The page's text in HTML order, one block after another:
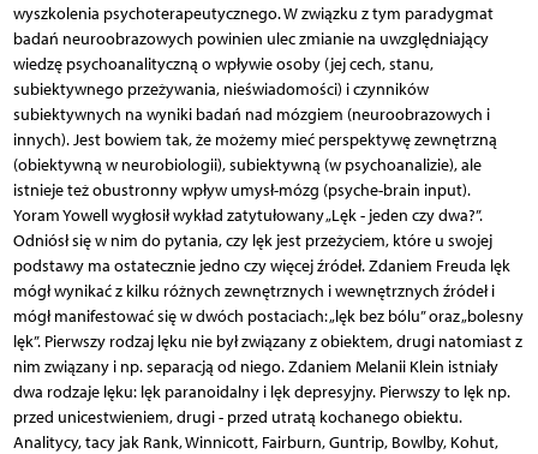
wyszkolenia psychoterapeutycznego. W związku z tym paradygmat
badań neuroobrazowych powinien ulec zmianie na uwzględniający
wiedzę psychoanalityczną o wpływie osoby (jej cech, stanu,
subiektywnego przeżywania, nieświadomości) i czynników
subiektywnych na wyniki badań nad mózgiem (neuroobrazowych i
innych). Jest bowiem tak, że możemy mieć perspektywę zewnętrzną
(obiektywną w neurobiologii), subiektywną (w psychoanalizie), ale
istnieje też obustronny wpływ umysł-mózg (psyche-brain input).
Yoram Yowell wygłosił wykład zatytułowany „Lęk - jeden czy dwa?”.
Odniósł się w nim do pytania, czy lęk jest przeżyciem, które u swojej
podstawy ma ostatecznie jedno czy więcej źródeł. Zdaniem Freuda lęk
mógł wynikać z kilku różnych zewnętrznych i wewnętrznych źródeł i
mógł manifestować się w dwóch postaciach: „lęk bez bólu” oraz „bolesny
lęk”. Pierwszy rodzaj lęku nie był związany z obiektem, drugi natomiast z
nim związany i np. separacją od niego. Zdaniem Melanii Klein istniały
dwa rodzaje lęku: lęk paranoidalny i lęk depresyjny. Pierwszy to lęk np.
przed unicestwieniem, drugi - przed utratą kochanego obiektu.
Analitycy, tacy jak Rank, Winnicott, Fairburn, Guntrip, Bowlby, Kohut,